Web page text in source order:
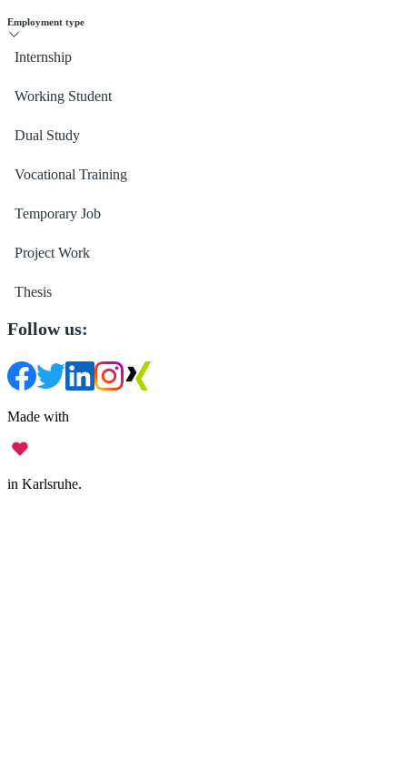
Employment type
Internship
Working Student
Dual Study
Vocational Training
Temporary Job
Project Work
Thesis
Follow us:
Made with
in Karlsruhe.